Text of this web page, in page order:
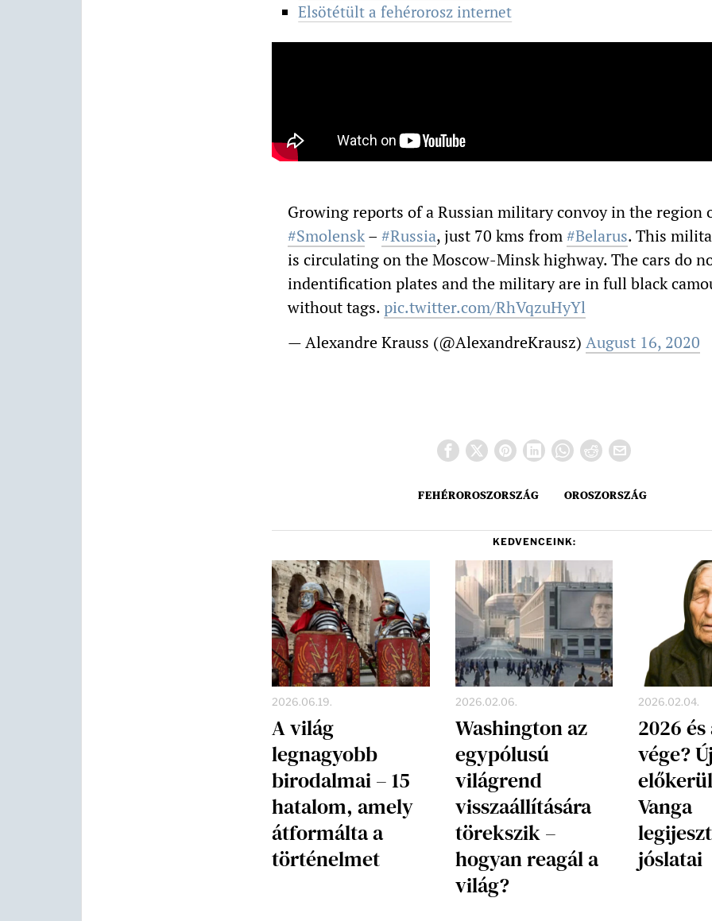
Elsötétült a fehérorosz internet
Growing reports of a Russian military convoy in the region
#Smolensk– #Russia, just 70 kms from#Belarus. This
is circulating on the Moscow-Minsk highway. The cars do
indentification plates and the military are in full black
without tags.pic.twitter.com/RhVqzuHyYl
— Alexandre Krauss (@AlexandreKrausz) August 16, 2020
FEHÉROROSZORSZÁG OROSZORSZÁG
KEDVENCEINK:
2026.06.19.
A világ
legnagyobb
birodalmai – 15
hatalom, amely
átformálta a
történelmet
2026.02.06.
Washington az
egypólusú
világrend
visszaállítására
törekszik –
hogyan reagál a
világ?
2026.02.04.
2026
vége?
Vanga
jóslatai